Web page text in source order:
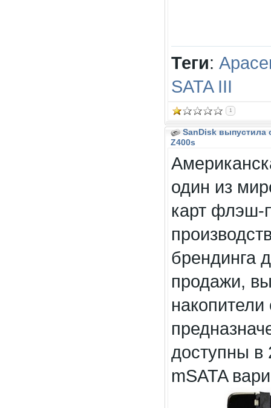
Теги:
SATA III
1
SanDisk выпустила
Z400s
один из
карт флэш-
брендинга
продажи,
доступны
mSATA